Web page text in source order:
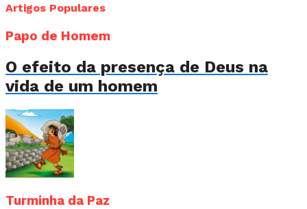
Artigos Populares
Papo de Homem
O efeito da presença de Deus na
vida de um homem
Turminha da Paz